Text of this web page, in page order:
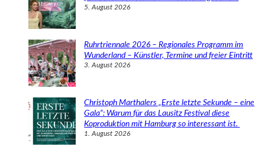
5. August 2026
Ruhrtriennale 2026 – Regionales Programm im
Wunderland – Künstler, Termine und freier Eintritt
3. August 2026
Christoph Marthalers „Erste letzte Sekunde – eine
Gala“: Warum für das Lausitz Festival diese
Koproduktion mit Hamburg so interessant ist.
1. August 2026